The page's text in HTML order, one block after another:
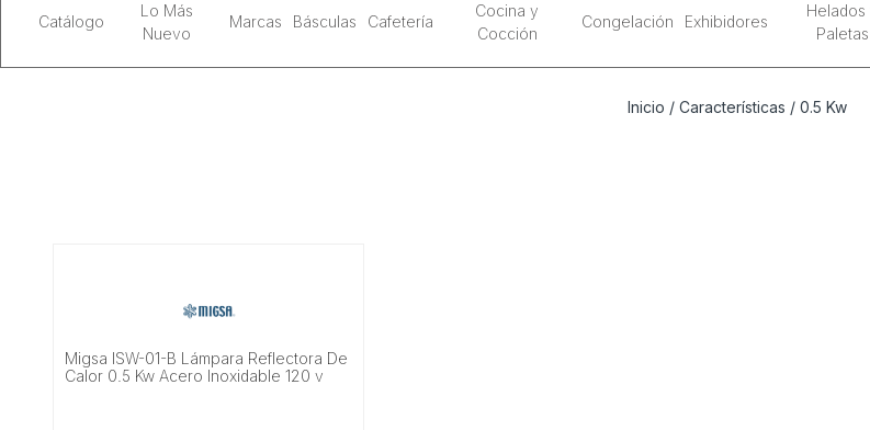
Catálogo
Lo Más
Nuevo
Marcas Básculas Cafetería
Cocina y
Cocción
Congelación Exhibidores
Helados
Paletas
Inicio / Características / 0.5 Kw
Migsa ISW-01-B Lámpara Reflectora De
Calor 0.5 Kw Acero Inoxidable 120 v